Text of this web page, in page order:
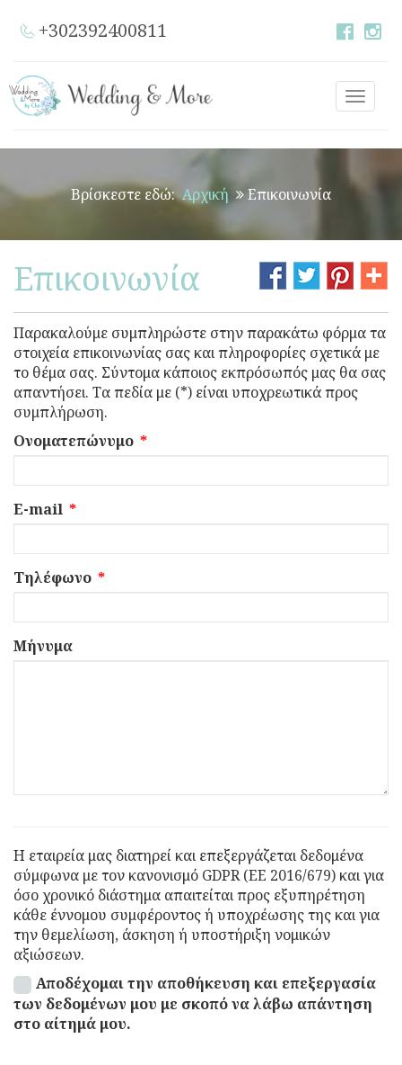
+302392400811
Toggle
Βρίσκεστε εδώ: Αρχική Επικοινωνία
Επικοινωνία
Παρακαλούμε συμπληρώστε στην παρακάτω φόρμα τα
στοιχεία επικοινωνίας σας και πληροφορίες σχετικά με
το θέμα σας. Σύντομα κάποιος εκπρόσωπός μας θα σας
απαντήσει. Τα πεδία με (*) είναι υποχρεωτικά προς
συμπλήρωση.
Ονοματεπώνυμο *
E-mail *
Τηλέφωνο *
Μήνυμα
Η εταιρεία μας διατηρεί και επεξεργάζεται δεδομένα
σύμφωνα με τον κανονισμό GDPR (EE 2016/679) και για
όσο χρονικό διάστημα απαιτείται προς εξυπηρέτηση
κάθε έννομου συμφέροντος ή υποχρέωσης της και για
την θεμελίωση, άσκηση ή υποστήριξη νομικών
αξιώσεων.
Αποδέχομαι την αποθήκευση και επεξεργασία
των δεδομένων μου με σκοπό να λάβω απάντηση
στο αίτημά μου.